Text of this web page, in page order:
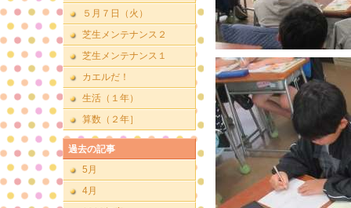
５月７日（火）
芝生メンテナンス２
芝生メンテナンス１
カエルだ！
生活（１年）
算数（２年］
過去の記事
5月
4月